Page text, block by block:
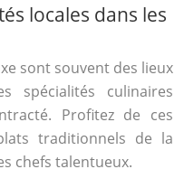
locales dans les
sont souvent des lieux
spécialités culinaires
Profitez de ces
traditionnels de la
chefs talentueux.